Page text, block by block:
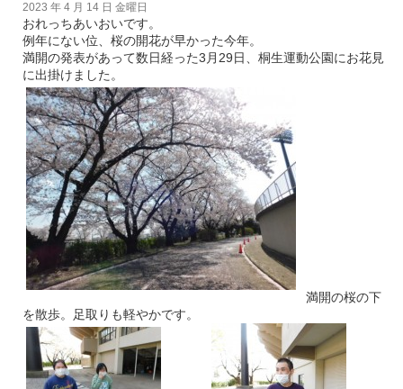
2023 年 4 月 14 日 金曜日
おれっちあいおいです。
例年にない位、桜の開花が早かった今年。
満開の発表があって数日経った3月29日、桐生運動公園にお花見
に出掛けました。
満開の桜の下
を散歩。足取りも軽やかです。